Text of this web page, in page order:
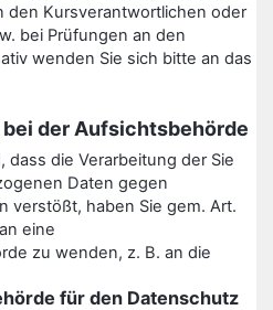
den Kursverantwortlichen oder
bei Prüfungen an den
wenden Sie sich bitte an das
der Aufsichtsbehörde
dass die Verarbeitung der Sie
Daten gegen
verstößt, haben Sie gem. Art.
eine
zu wenden, z. B. an die
für den Datenschutz